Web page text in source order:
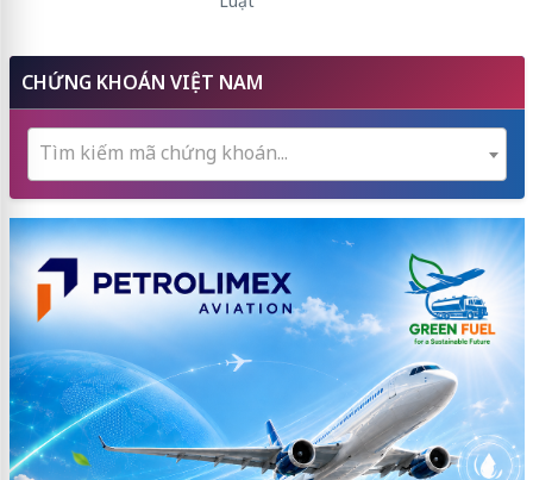
CHỨNG KHOÁN VIỆT NAM
Tìm kiếm mã chứng khoán...